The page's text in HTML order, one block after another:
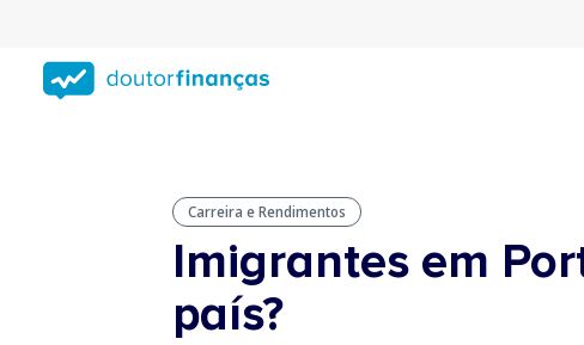
conteúdo
principal
Carreira e Rendimentos
Imigrantes em
país?